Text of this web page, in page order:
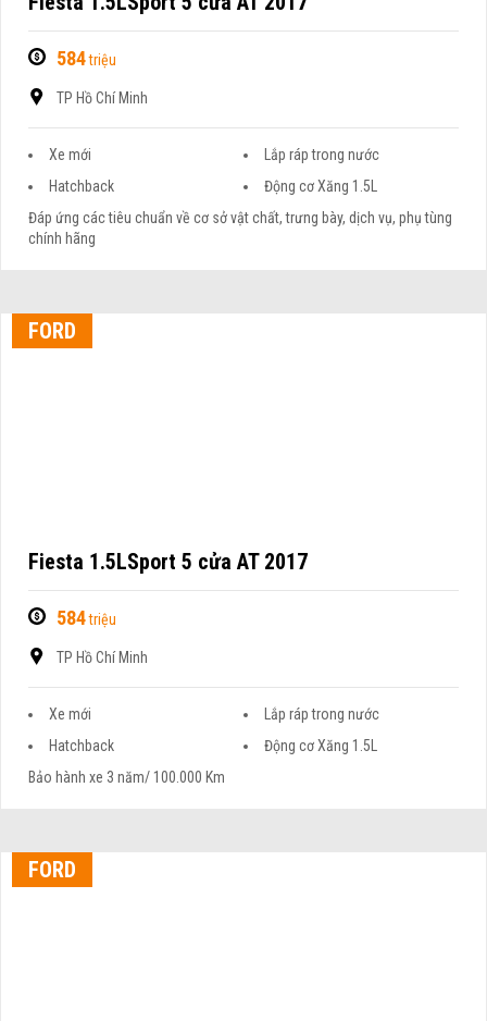
584triệu
TP Hồ Chí Minh
Xe mới
Lắp ráp trong nước
Hatchback
Động cơ Xăng 1.5L
Đáp ứng các tiêu chuẩn về cơ sở vật chất, trưng bày, dịch vụ, phụ tùng
chính hãng
FORD
Fiesta 1.5LSport 5 cửa AT 2017
584triệu
TP Hồ Chí Minh
Xe mới
Lắp ráp trong nước
Hatchback
Động cơ Xăng 1.5L
Bảo hành xe 3 năm/ 100.000 Km
FORD